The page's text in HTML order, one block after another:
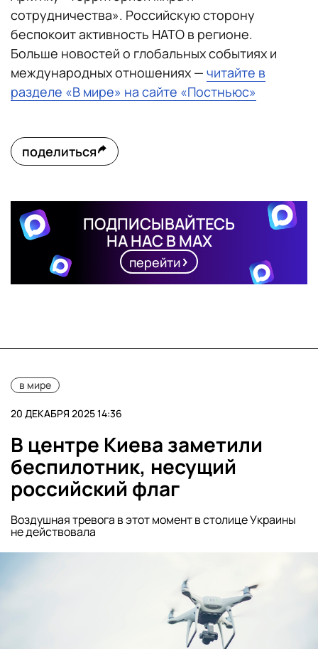
сотрудничества». Российскую сторону
беспокоит активность НАТО в регионе.
Больше новостей о глобальных событиях и
международных отношениях — читайте в
разделе «В мире» на сайте «Постньюс»
поделиться
ПОДПИСЫВАЙТЕСЬ
НА НАС В MAX
перейти
в мире
20 ДЕКАБРЯ 2025 14:36
В центре Киева заметили
беспилотник, несущий
российский флаг
Воздушная тревога в этот момент в столице Украины
не действовала